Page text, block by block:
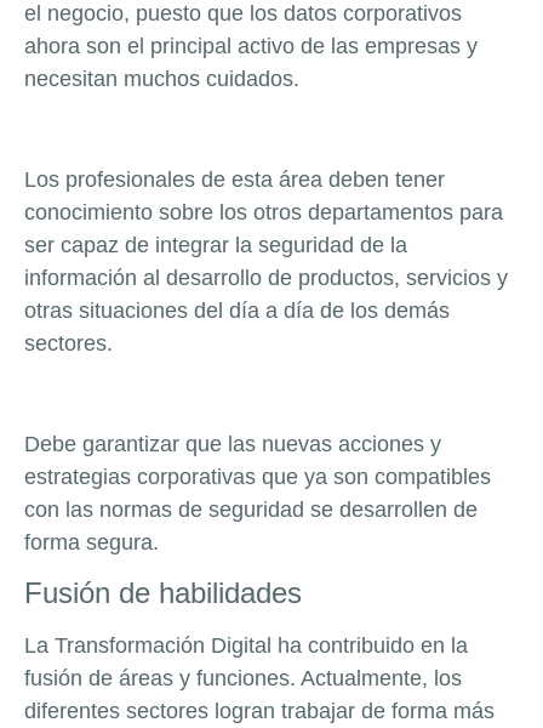
el negocio, puesto que los datos corporativos
ahora son el principal activo de las empresas y
necesitan muchos cuidados.
Los profesionales de esta área deben tener
conocimiento sobre los otros departamentos para
ser capaz de integrar la seguridad de la
información al desarrollo de productos, servicios y
otras situaciones del día a día de los demás
sectores.
Debe garantizar que las nuevas acciones y
estrategias corporativas que ya son compatibles
con las normas de seguridad se desarrollen de
forma segura.
Fusión de habilidades
La Transformación Digital ha contribuido en la
fusión de áreas y funciones. Actualmente, los
diferentes sectores logran trabajar de forma más